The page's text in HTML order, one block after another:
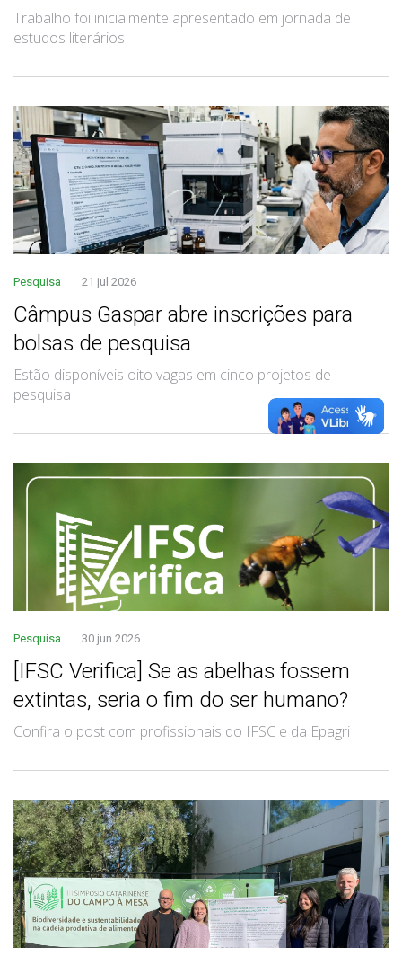
Trabalho foi inicialmente apresentado em jornada de
estudos literários
Pesquisa 21 jul 2026
Câmpus Gaspar abre inscrições para
bolsas de pesquisa
Estão disponíveis oito vagas em cinco projetos de
pesquisa
Pesquisa 30 jun 2026
[IFSC Verifica] Se as abelhas fossem
extintas, seria o fim do ser humano?
Confira o post com profissionais do IFSC e da Epagri